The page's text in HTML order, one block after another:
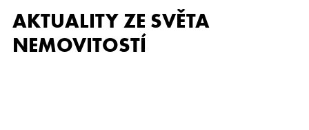
Chci prodat nemovitost
AKTUALITY ZE SVĚTA
NEMOVITOSTÍ